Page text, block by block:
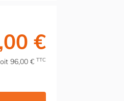
€
96,00 € TTC